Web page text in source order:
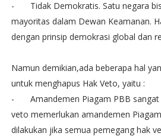
-
Tidak Demokratis. Satu negara
mayoritas dalam Dewan Keamanan.
dengan prinsip demokrasi global dan
Namun demikian,ada beberapa hal
untuk menghapus Hak Veto, yaitu :
-
Amandemen Piagam PBB
veto memerlukan amandemen
dilakukan jika semua pemegang hak